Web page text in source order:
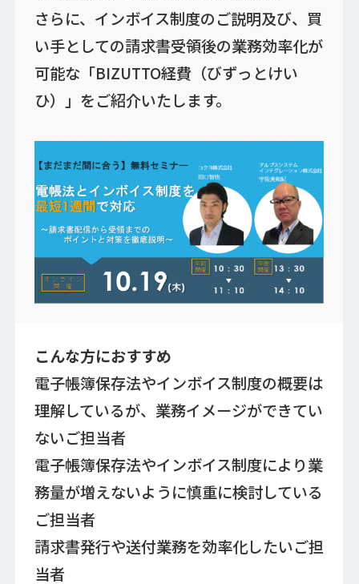
さらに、インボイス制度のご説明及び、買
い手としての請求書受領後の業務効率化が
可能な「BIZUTTO経費（びずっとけい
ひ）」をご紹介いたします。
こんな方におすすめ
電子帳簿保存法やインボイス制度の概要は
理解しているが、業務イメージができてい
ないご担当者
電子帳簿保存法やインボイス制度により業
務量が増えないように慎重に検討している
ご担当者
請求書発行や送付業務を効率化したいご担
当者